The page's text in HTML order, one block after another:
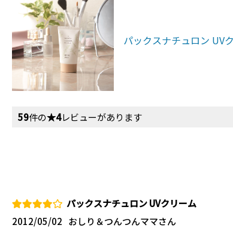
パックスナチュロン UV
59件の★4レビューがあります
パックスナチュロン UVクリーム
おしり＆つんつんママさん
2012/05/02